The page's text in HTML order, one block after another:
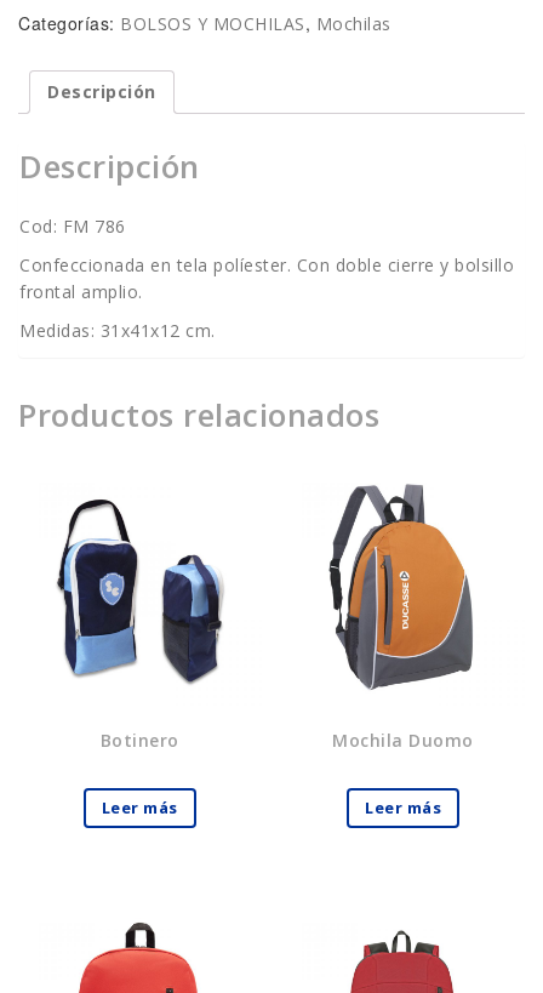
Categorías: BOLSOS Y MOCHILAS, Mochilas
Descripción
Descripción
Cod: FM 786
Confeccionada en tela políester. Con doble cierre y bolsillo
frontal amplio.
Medidas: 31x41x12 cm.
Productos relacionados
Botinero
Leer más
Mochila Duomo
Leer más